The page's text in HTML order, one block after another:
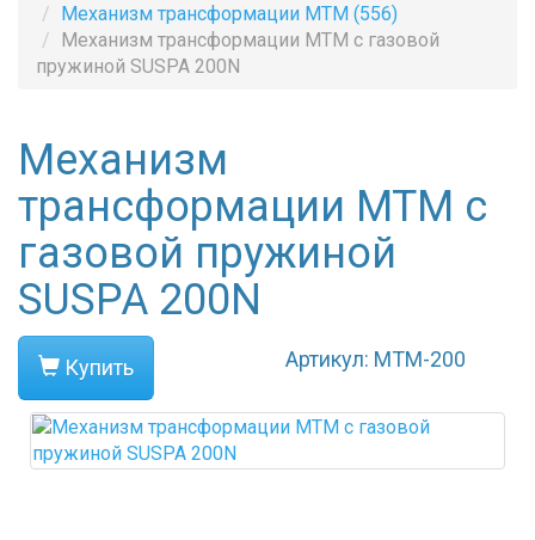
Механизм трансформации МТМ (556)
Механизм трансформации МТМ с газовой
пружиной SUSPA 200N
Механизм
трансформации МТМ с
газовой пружиной
SUSPA 200N
Купить Артикул: МТМ-200